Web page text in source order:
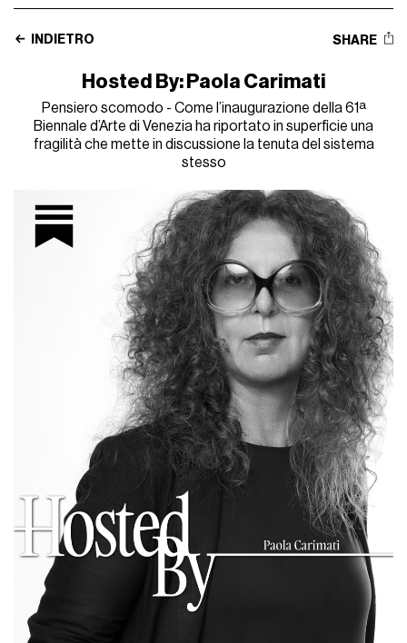
INDIETRO SHARE
Hosted By: Paola Carimati
Pensiero scomodo - Come l’inaugurazione della 61ª
Biennale d’Arte di Venezia ha riportato in superficie una
fragilità che mette in discussione la tenuta del sistema
stesso